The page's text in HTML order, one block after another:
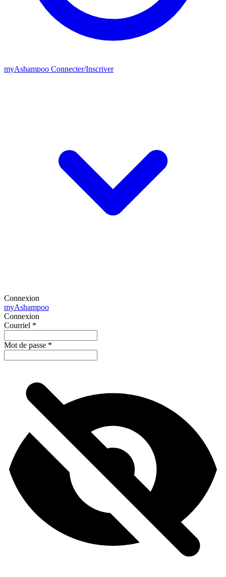
myAshampoo Connecter/Inscriver
Connexion
myAshampoo
Connexion
Courriel *
Mot de passe *